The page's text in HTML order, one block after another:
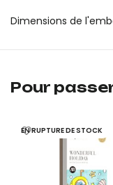
Dimensions de
Boîte de crayons à
Boîte de crayons à
Pour
EN RUPTURE DE STOCK